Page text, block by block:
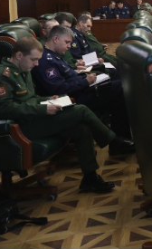
государств -
31.01.2018